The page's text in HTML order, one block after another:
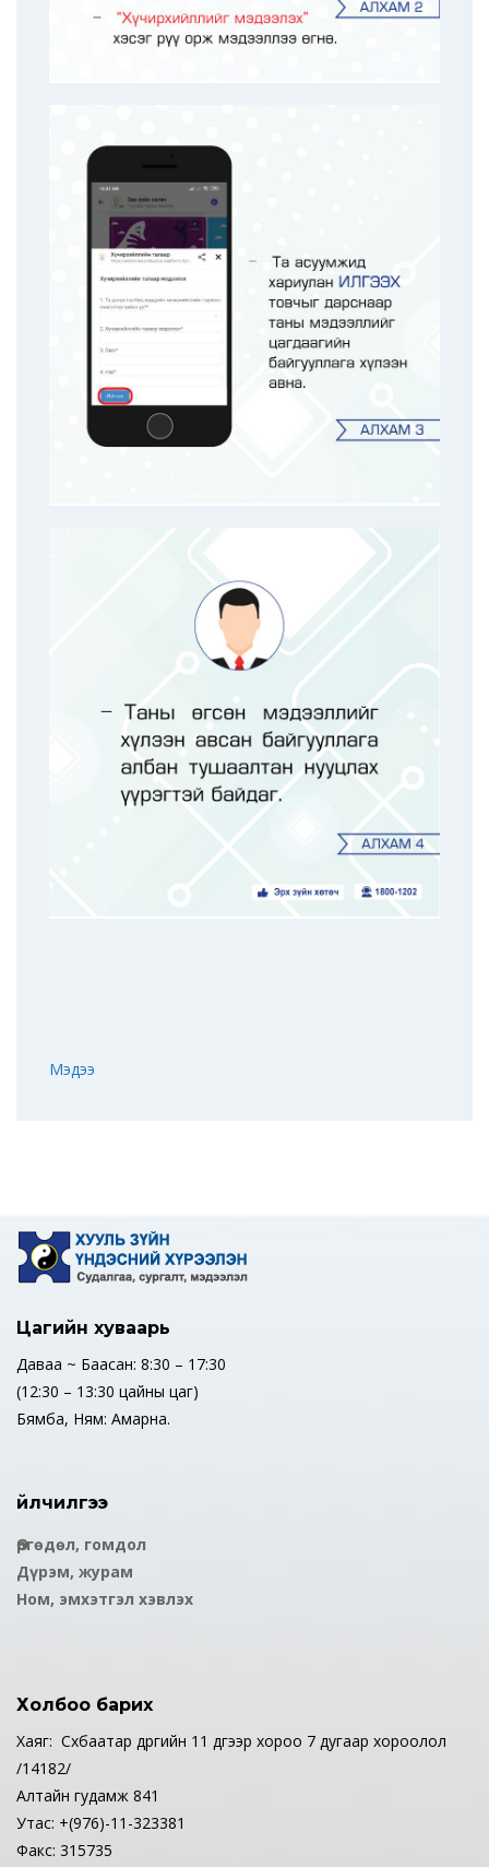
Мэдээ
Цагийн хуваарь
Даваа ~ Баасан: 8:30 – 17:30
(12:30 – 13:30 цайны цаг)
Бямба, Ням: Амарна.
Үйлчилгээ
Өргөдөл, гомдол
Дүрэм, журам
Ном, эмхэтгэл хэвлэх
Холбоо барих
Хаяг: Сүхбаатар дүүргийн 11 дүгээр хороо 7 дугаар хороолол
/14182/
Алтайн гудамж 841
Утас: +(976)-11-323381
Факс: 315735